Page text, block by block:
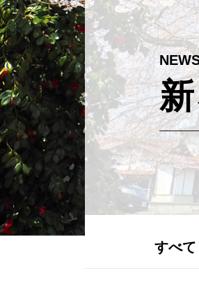
すべて